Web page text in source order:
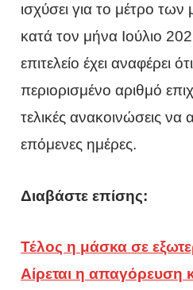
ισχύσει για το μέτρο των
κατά τον μήνα Ιούλιο
επιτελείο έχει αναφέρει
περιορισμένο αριθμό
τελικές ανακοινώσεις να
επόμενες ημέρες.
Διαβάστε επίσης:
Τέλος η μάσκα σε
Αίρεται η απαγόρευση